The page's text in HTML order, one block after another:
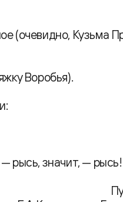
(очевидно, Кузьма
Воробья).
рысь, значит, — рысь!